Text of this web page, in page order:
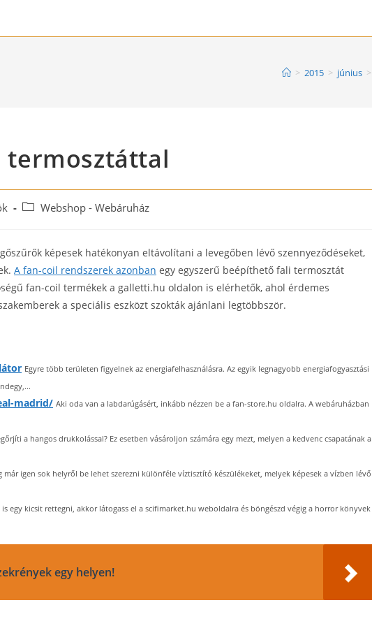
> 2015 > június >
termosztáttal
PostWebshop - Webáruház
képesek hatékonyan eltávolítani a levegőben lévő szennyeződéseket,
A fan-coil rendszerek azonban egy egyszerű beépíthető fali termosztát
fan-coil termékek a galletti.hu oldalon is elérhetők, ahol érdemes
a speciális eszközt szokták ajánlani legtöbbször.
Egyre több területen figyelnek az energiafelhasználásra. Az egyik legnagyobb energiafogyasztási
madrid/ Aki oda van a labdarúgásért, inkább nézzen be a fan-store.hu oldalra. A webáruházban
a hangos drukkolással? Ez esetben vásároljon számára egy mezt, melyen a kedvenc csapatának a
már igen sok helyről be lehet szerezni különféle víztisztító készülékeket, melyek képesek a vízben lévő
is egy kicsit rettegni, akkor látogass el a scifimarket.hu weboldalra és böngészd végig a horror könyvek
egy helyen!